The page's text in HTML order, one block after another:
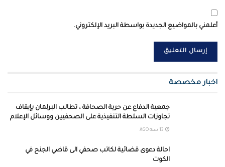
أعلمني بالمواضيع الجديدة بواسطة البريد الإلكتروني.
اخبار مخصصة
جمعية الدفاع عن حرية الصحافة ، تطالب البرلمان بإيقاف
تجاوزات السلطة التنفيذية على الصحفيين ووسائل الإعلام
احالة دعوى قضائية لكاتب صحفي الى قاضي الجنح في
الكوت